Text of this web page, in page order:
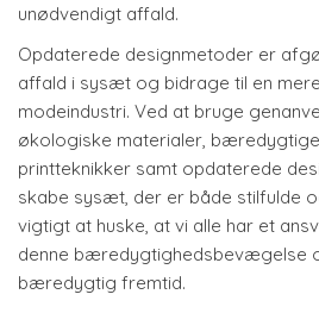
unødvendigt affald.
Opdaterede designmetoder er
affald i sysæt og bidrage til en
modeindustri. Ved at bruge
økologiske materialer,
printteknikker samt opdaterede
skabe sysæt, der er både stilfulde
vigtigt at huske, at vi alle har et
denne bæredygtighedsbevægelse
bæredygtig fremtid.